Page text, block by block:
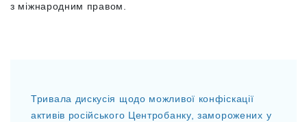
з міжнародним правом.
Тривала дискусія щодо можливої конфіскації
активів російського Центробанку, заморожених у